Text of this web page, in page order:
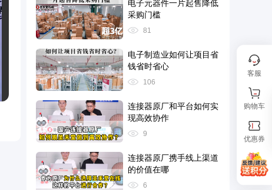
电子元器件一片起售降低
采购门槛
81
电子制造业如何让项目省
钱省时省心
106
连接器原厂和平台如何实
现高效协作
9
连接器原厂携手线上渠道
的价值在哪
6
客服
购物车
优惠券